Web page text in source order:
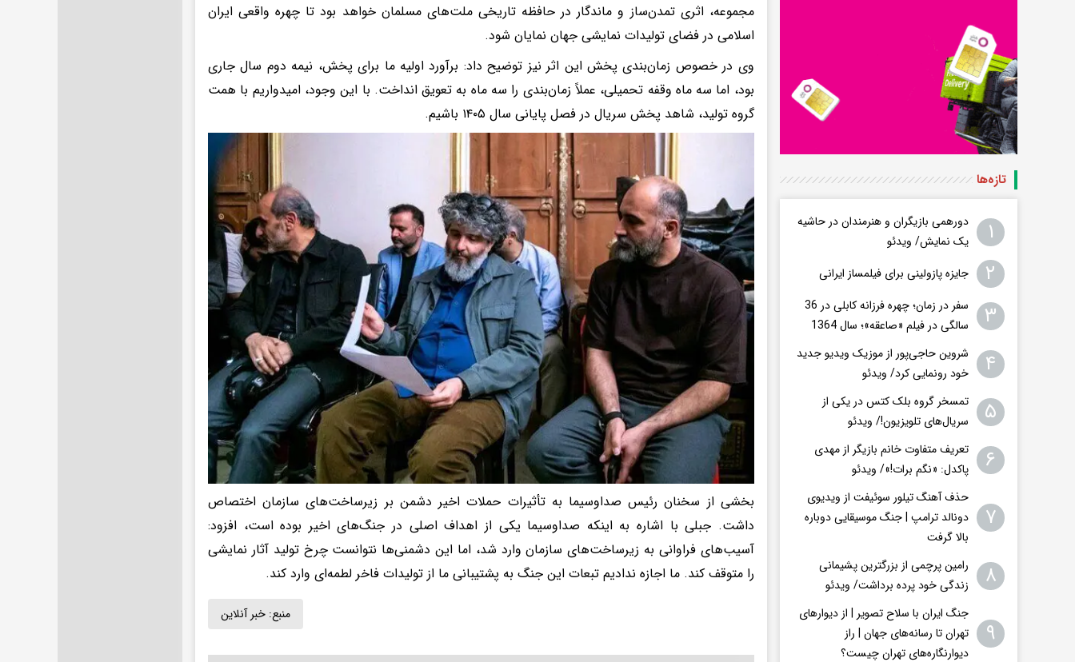
مجموعه، اثری تمدن‌ساز و ماندگار در حافظه تاریخی ملت‌های مسلمان خواهد بود تا چهره واقعی ایران
اسلامی در فضای تولیدات نمایشی جهان نمایان شود.
وی در خصوص زمان‌بندی پخش این اثر نیز توضیح داد: برآورد اولیه ما برای پخش، نیمه دوم سال جاری
بود، اما سه ماه وقفه تحمیلی، عملاً زمان‌بندی را سه ماه به تعویق انداخت. با این وجود، امیدواریم با همت
گروه تولید، شاهد پخش سریال در فصل پایانی سال ۱۴۰۵ باشیم.
بخشی از سخنان رئیس صداوسیما به تأثیرات حملات اخیر دشمن بر زیرساخت‌های سازمان اختصاص
داشت. جبلی با اشاره به اینکه صداوسیما یکی از اهداف اصلی در جنگ‌های اخیر بوده است، افزود:
آسیب‌های فراوانی به زیرساخت‌های سازمان وارد شد، اما این دشمنی‌ها نتوانست چرخ تولید آثار نمایشی
را متوقف کند. ما اجازه ندادیم تبعات این جنگ به پشتیبانی ما از تولیدات فاخر لطمه‌ای وارد کند.
منبع: خبر آنلاین
تازه‌ها
۱
دورهمی بازیگران و هنرمندان در حاشیه
یک نمایش/ ویدئو
۲ جایزه پازولینی برای فیلمساز ایرانی
۳
سفر در زمان؛ چهره فرزانه کابلی در 36
سالگی در فیلم «صاعقه»؛ سال 1364
۴
شروین حاجی‌پور از موزیک ویدیو جدید
خود رونمایی کرد/ ویدئو
۵
تمسخر گروه بلک کتس در یکی از
سریال‌های تلویزیون!/ ویدئو
۶
تعریف متفاوت خانم بازیگر از مهدی
پاکدل: «نگم برات!»/ ویدئو
۷
حذف آهنگ تیلور سوئیفت از ویدیوی
دونالد ترامپ | جنگ موسیقایی دوباره
بالا گرفت
۸
رامین پرچمی از بزرگترین پشیمانی
زندگی خود پرده برداشت/ ویدئو
۹
جنگ ایران با سلاح تصویر | از دیوارهای
تهران تا رسانه‌های جهان | راز
دیوارنگاره‌های تهران چیست؟